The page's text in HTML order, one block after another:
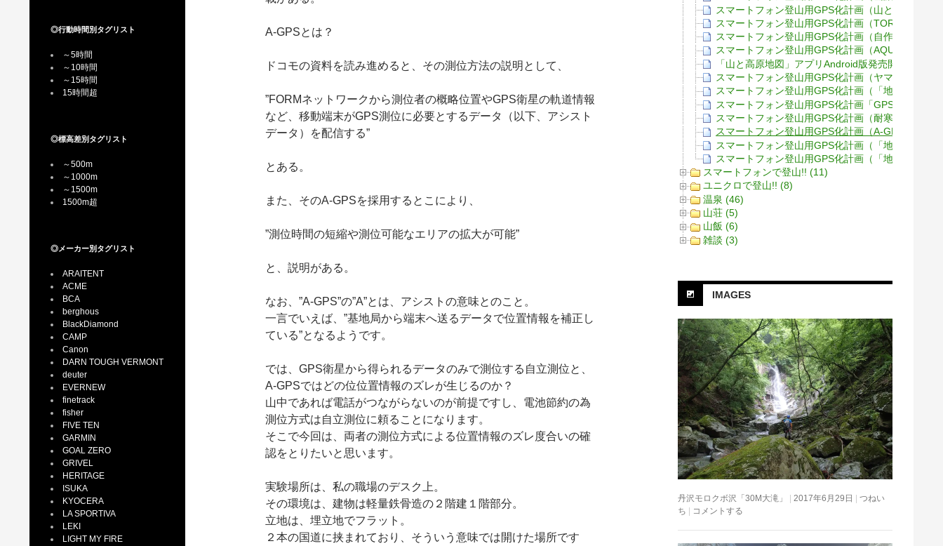
A-GPSとは？
ドコモの資料を読み進めると、その測位方法の説明として、
”FORMネットワークから測位者の概略位置やGPS衛星の軌道情報
など、移動端末がGPS測位に必要とするデータ（以下、アシスト
データ）を配信する”
とある。
また、そのA-GPSを採用するとこにより、
”測位時間の短縮や測位可能なエリアの拡大が可能”
と、説明がある。
なお、”A-GPS”の”A”とは、アシストの意味とのこと。
一言でいえば、”基地局から端末へ送るデータで位置情報を補正し
ている”となるようです。
では、GPS衛星から得られるデータのみで測位する自立測位と、
A-GPSではどの位位置情報のズレが生じるのか？
山中であれば電話がつながらないのが前提ですし、電池節約の為
測位方式は自立測位に頼ることになります。
そこで今回は、両者の測位方式による位置情報のズレ度合いの確
認をとりたいと思います。
実験場所は、私の職場のデスク上。
その環境は、建物は軽量鉄骨造の２階建１階部分。
立地は、埋立地でフラット。
２本の国道に挟まれており、そういう意味では開けた場所です
スマートフォン登山用GPS化計画（山と高原地図
スマートフォン登山用GPS化計画（TORQUE（ト
スマートフォン登山用GPS化計画（自作ログを地
スマートフォン登山用GPS化計画（AQUOS
「山と高原地図」アプリAndroid版発売開始！
スマートフォン登山用GPS化計画（ヤマレコGPS
スマートフォン登山用GPS化計画（「地図ロイド
スマートフォン登山用GPS化計画「GPS Test」に
スマートフォン登山用GPS化計画（耐寒性能確認
スマートフォン登山用GPS化計画（A-GPSについ
スマートフォン登山用GPS化計画（「地図ロイド
スマートフォン登山用GPS化計画（「地図ロイド
スマートフォンで登山!! (11)
ユニクロで登山!! (8)
温泉 (46)
山荘 (5)
山飯 (6)
雑談 (3)
IMAGES
丹沢モロクボ沢「30M大滝」 2017年6月29日
つねい
ち
コメントする
◎行動時間別タグリスト
～5時間
～10時間
～15時間
15時間超
◎標高差別タグリスト
～500m
～1000m
～1500m
1500m超
◎メーカー別タグリスト
ARAITENT
ACME
BCA
berghous
BlackDiamond
CAMP
Canon
DARN TOUGH VERMONT
deuter
EVERNEW
finetrack
fisher
FIVE TEN
GARMIN
GOAL ZERO
GRIVEL
HERITAGE
ISUKA
KYOCERA
LA SPORTIVA
LEKI
LIGHT MY FIRE